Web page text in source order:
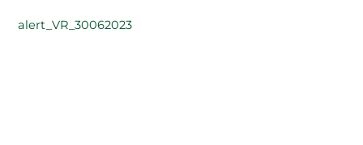
alert_VR_30062023